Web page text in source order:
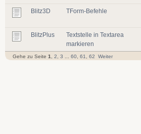
Blitz3D TForm-Befehle
BlitzPlus
Textstelle in Textarea
markieren
Gehe zu Seite 1 2 3 60 61 62 Weiter